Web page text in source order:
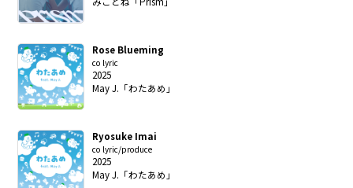
Rose Blueming
co lyric
2025
May J.「わたあめ」
Ryosuke Imai
co lyric/produce
2025
May J.「わたあめ」